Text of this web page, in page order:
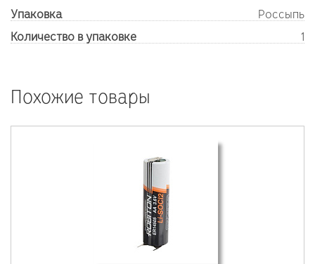
Упаковка
Россыпь
Количество в упаковке
1
Похожие товары